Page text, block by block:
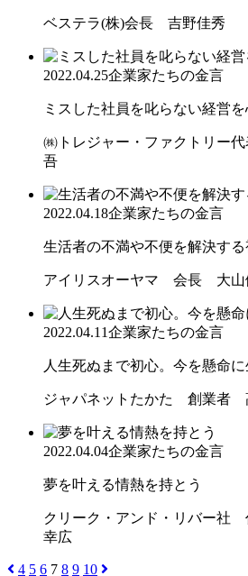
ベステラ(株)会長 吉野佳秀
2022.04.25企業家たちの金言
ミスした社員を叱らない経営
㈱トレジャー・ファクトリー
吾
2022.04.18企業家たちの金言
生活者の不満や不便を解決する
アイリスオーヤマ 会長 大山
2022.04.11企業家たちの金言
人生死ぬまで初心。今を懸命
ジャパネットたかた 創業者
2022.04.04企業家たちの金言
夢を叶える情熱を持とう
クリーク・アンド・リバー社
幸広
4 5 6 7 8 9 10